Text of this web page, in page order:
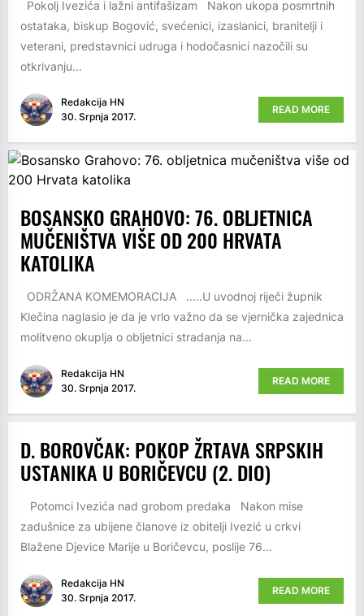
Pokolj Ivezića i lažni antifašizam Nakon ukopa posmrtnih
ostataka, biskup Bogović, svećenici, izaslanici, branitelji i
veterani, predstavnici udruga i hodočasnici nazočili su
otkrivanju...
Redakcija HN
30. Srpnja 2017.
READ MORE
BOSANSKO GRAHOVO: 76. OBLJETNICA
MUČENIŠTVA VIŠE OD 200 HRVATA
KATOLIKA
ODRŽANA KOMEMORACIJA .....U uvodnoj riječi župnik
Klečina naglasio je da je vrlo važno da se vjernička zajednica
molitveno okuplja o obljetnici stradanja na...
Redakcija HN
30. Srpnja 2017.
READ MORE
D. BOROVČAK: POKOP ŽRTAVA SRPSKIH
USTANIKA U BORIČEVCU (2. DIO)
Potomci Ivezića nad grobom predaka Nakon mise
zadušnice za ubijene članove iz obitelji Ivezić u crkvi
Blažene Djevice Marije u Boričevcu, poslije 76...
Redakcija HN
30. Srpnja 2017.
READ MORE